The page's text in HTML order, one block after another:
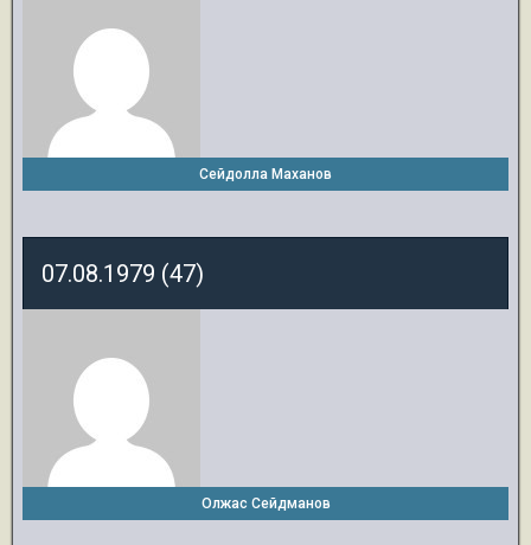
Сейдолла Маханов
07.08.1979 (47)
Олжас Сейдманов